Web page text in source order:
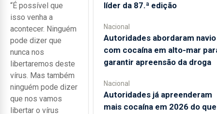
“É possível que
isso venha a
acontecer. Ninguém
pode dizer que
nunca nos
libertaremos deste
vírus. Mas também
ninguém pode dizer
que nos vamos
libertar o vírus
líder da 87.ª edição
Nacional
Autoridades abordaram navio
com cocaína em alto-mar
garantir apreensão da droga
Nacional
Autoridades já apreenderam
mais cocaína em 2026 do que